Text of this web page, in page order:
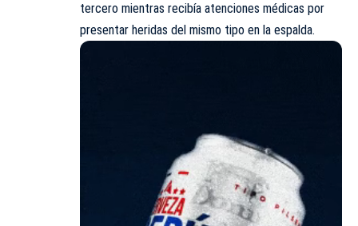
tercero mientras recibía atenciones médicas por
presentar heridas del mismo tipo en la espalda.